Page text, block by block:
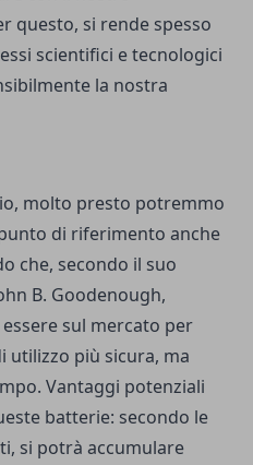
questo, si rende spesso
scientifici e tecnologici
la nostra
molto presto potremmo
di riferimento anche
che, secondo il suo
B. Goodenough,
sul mercato per
utilizzo più sicura, ma
Vantaggi potenziali
batterie: secondo le
si potrà accumulare